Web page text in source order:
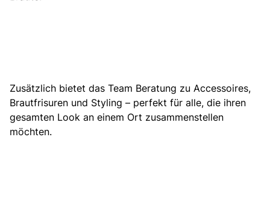
Zusätzlich bietet das Team Beratung zu Accessoires,
Brautfrisuren und Styling – perfekt für alle, die ihren
gesamten Look an einem Ort zusammenstellen
möchten.